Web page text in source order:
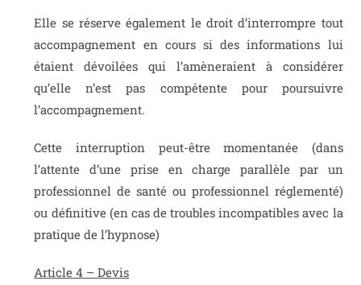
Elle se réserve également le droit d’interrompre tout
accompagnement en cours si des informations lui
étaient dévoilées qui l’amèneraient à considérer
qu’elle n’est pas compétente pour poursuivre
l’accompagnement.
Cette interruption peut-être momentanée (dans
l’attente d’une prise en charge parallèle par un
professionnel de santé ou professionnel réglementé)
ou définitive (en cas de troubles incompatibles avec la
pratique de l’hypnose)
Article 4 – Devis